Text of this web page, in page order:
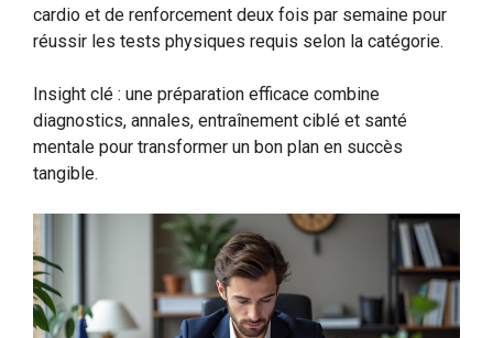
cardio et de renforcement deux fois par semaine pour
réussir les tests physiques requis selon la catégorie.
Insight clé : une préparation efficace combine
diagnostics, annales, entraînement ciblé et santé
mentale pour transformer un bon plan en succès
tangible.